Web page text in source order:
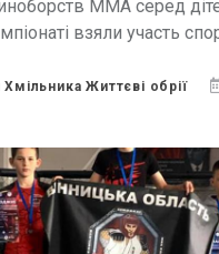
ММА серед
взяли участь
Життєві обрії